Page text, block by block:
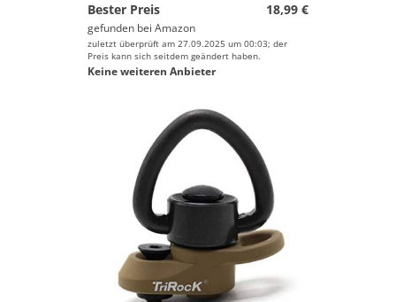
Bester Preis
18,99 €
gefunden bei Amazon
zuletzt überprüft am 27.09.2025 um 00:03; der
Preis kann sich seitdem geändert haben.
Keine weiteren Anbieter